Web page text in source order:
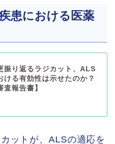
患における医薬
振り返るラジカット、ALS
ける有効性は示せたのか？
査報告書】
ットが、ALSの適応を